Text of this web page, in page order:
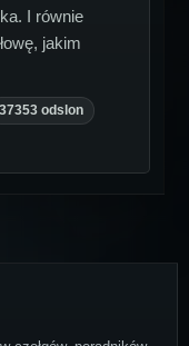
I równie
jakim
37353 odslon